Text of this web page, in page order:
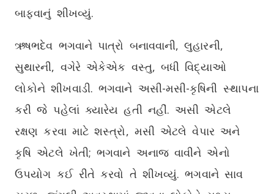
બાફવાનું શીખવ્યું.
ઋષભદેવ ભગવાને પાત્રો બનાવવાની, લુહારની,
સુથારની, વગેરે એકેએક વસ્તુ, બધી વિદ્યાઓ
લોકોને શીખવાડી. ભગવાને અસી-મસી-કૃષિની સ્થાપના
કરી જે પહેલાં ક્યારેય હતી નહીં. અસી એટલે
રક્ષણ કરવા માટે શસ્ત્રો, મસી એટલે વેપાર અને
કૃષિ એટલે ખેતી; ભગવાને અનાજ વાવીને એનો
ઉપયોગ કઈ રીતે કરવો તે શીખવ્યું. ભગવાને સાવ